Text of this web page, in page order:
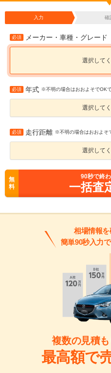
入力 確
必須 メーカー・車種・グレード
選択して
必須 年式 ※不明の場合はおおよそでOK
選択して
必須 走行距離 ※不明の場合はおおよそ
選択して
無
料
90秒で終
一括査
相場情報
簡単90秒入力
複数の見積
最高額で